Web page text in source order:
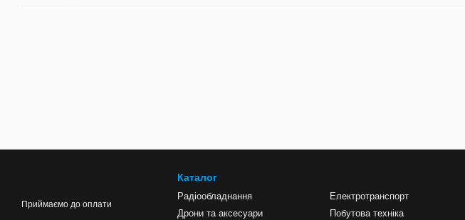
Приймаємо до оплати
Каталог
Радіообладнання
Дрони та аксесуари
Електротранспорт
Побутова техніка